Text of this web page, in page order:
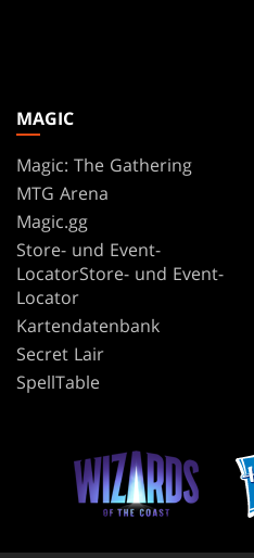
MAGIC
Magic: The Gathering
MTG Arena
Magic.gg
Store- und Event-
LocatorStore- und Event-
Locator
Kartendatenbank
Secret Lair
SpellTable